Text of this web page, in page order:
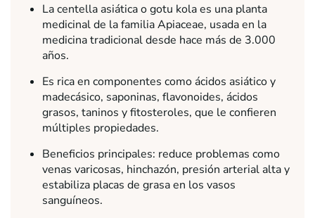
La centella asiática o gotu kola es una planta
medicinal de la familiaApiaceae, usada en la
medicina tradicional desde hace más de 3.000
años.
Es rica en componentes como ácidos asiático y
madecásico, saponinas, flavonoides, ácidos
grasos, taninos y fitosteroles, que le confieren
múltiples propiedades.
Beneficios principales: reduce problemas como
venas varicosas, hinchazón, presión arterial alta y
estabiliza placas de grasa en los vasos
sanguíneos.